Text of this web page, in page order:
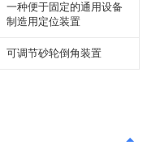
一种便于固定的通用设备
制造用定位装置
可调节砂轮倒角装置